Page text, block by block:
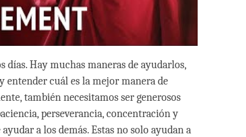
Hay muchas maneras de ayudarlos,
entender cuál es la mejor manera de
también necesitamos ser generosos
perseverancia, concentración y
a los demás. Estas no solo ayudan a